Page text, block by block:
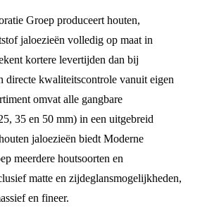
Groep produceert houten,
jaloezieën volledig op maat in
kortere levertijden dan bij
directe kwaliteitscontrole vanuit eigen
omvat alle gangbare
35 en 50 mm) in een uitgebreid
jaloezieën biedt Moderne
meerdere houtsoorten en
matte en zijdeglansmogelijkheden,
en fineer.